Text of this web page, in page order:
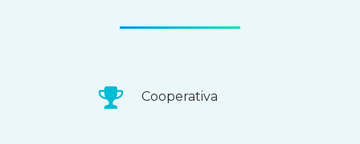
Cooperativa